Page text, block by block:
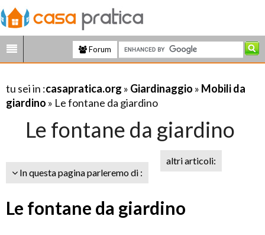
Forum
tu sei in :casapratica.org » Giardinaggio » Mobili da
giardino » Le fontane da giardino
Le fontane da giardino
In questa pagina parleremo di :
altri articoli:
Le fontane da giardino